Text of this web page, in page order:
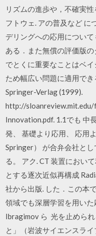
リズムの進歩や，不確実
フトウェ. アの普及など に
デリングへの応用につい
ある．また無償の評価版
でとくに重要なことはベ
ため幅広い問題に適用でき
Springer-Verlag (1999).
http://
Innovation.pdf. 1.1でも 中
発、 基礎より応用、 応用
Springer） が合弁会社と
る。 アク. CT 装置におい
とする逐次近似再構成
社から出版. した．この本
領域でも深層学習を用いた
Ibragimov ら 光を止めら
と」（岩波サイエンスラ